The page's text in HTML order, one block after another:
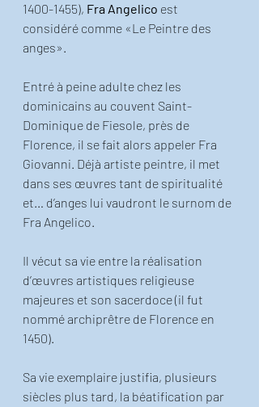
1400-1455), Fra Angelico est
considéré comme «Le Peintre des
anges».
Entré à peine adulte chez les
dominicains au couvent Saint-
Dominique de Fiesole, près de
Florence, il se fait alors appeler Fra
Giovanni. Déjà artiste peintre, il met
dans ses œuvres tant de spiritualité
et… d’anges lui vaudront le surnom de
Fra Angelico.
Il vécut sa vie entre la réalisation
d’œuvres artistiques religieuse
majeures et son sacerdoce (il fut
nommé archiprêtre de Florence en
1450).
Sa vie exemplaire justifia, plusieurs
siècles plus tard, la béatification par